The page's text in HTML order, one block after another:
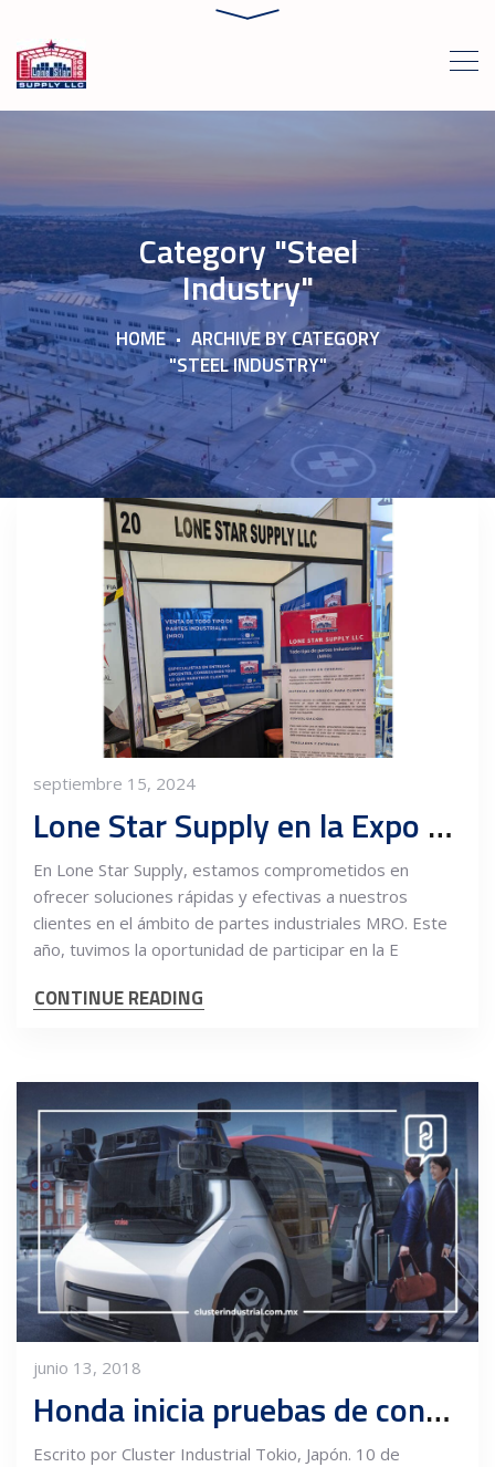
Category "Steel
Industry"
HOME
ARCHIVE BY CATEGORY
"STEEL INDUSTRY"
septiembre 15, 2024
Lone Star Supply en la Expo Encuentro Industrial y Comercial Querétaro 2024
En Lone Star Supply, estamos comprometidos en
ofrecer soluciones rápidas y efectivas a nuestros
clientes en el ámbito de partes industriales MRO. Este
año, tuvimos la oportunidad de participar en la E
CONTINUE READING
junio 13, 2018
Honda inicia pruebas de conducción autónoma en Japón
Escrito por Cluster Industrial Tokio, Japón. 10 de